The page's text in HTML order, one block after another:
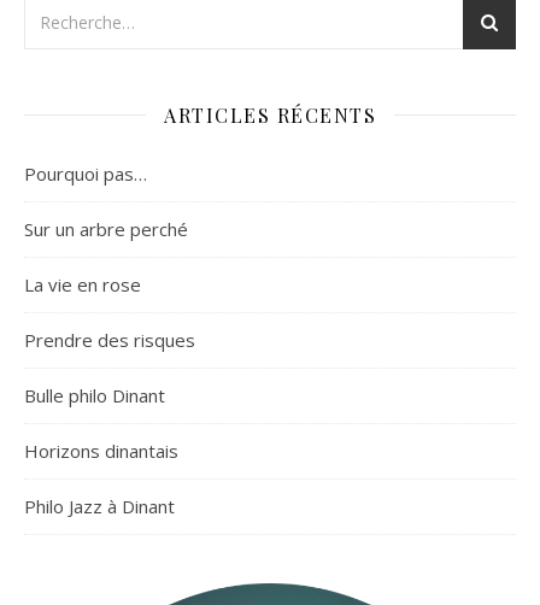
ARTICLES RÉCENTS
Pourquoi pas…
Sur un arbre perché
La vie en rose
Prendre des risques
Bulle philo Dinant
Horizons dinantais
Philo Jazz à Dinant